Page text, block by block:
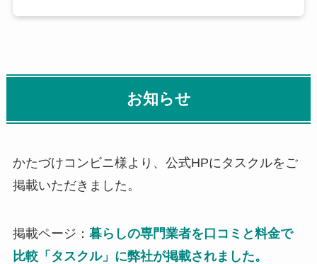
お知らせ
かたづけコンビニ様より、公式HPにタスクルをご
掲載いただきました。
掲載ページ： 暮らしの専門業者を口コミと料金で
比較「タスクル」に弊社が掲載されました。